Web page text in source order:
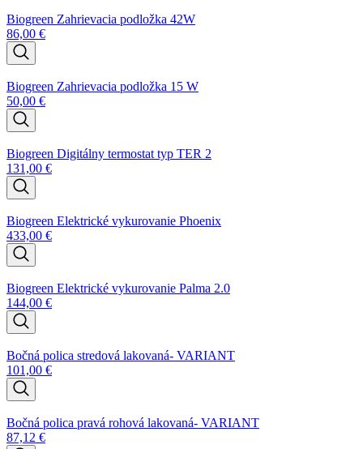
Biogreen Zahrievacia podložka 42W
86,00 €
Biogreen Zahrievacia podložka 15 W
50,00 €
Biogreen Digitálny termostat typ TER 2
131,00 €
Biogreen Elektrické vykurovanie Phoenix
433,00 €
Biogreen Elektrické vykurovanie Palma 2.0
144,00 €
Bočná polica stredová lakovaná- VARIANT
101,00 €
Bočná polica pravá rohová lakovaná- VARIANT
87,12 €